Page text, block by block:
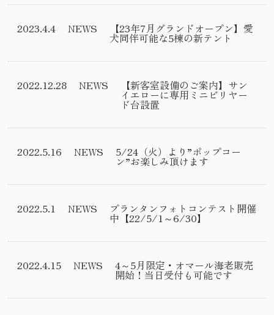
2023.4.4 NEWS 【23年7月グランドオープン】愛
犬同伴可能な5棟の新テント
2022.12.28 NEWS 【新客室設備のご案内】サン
イエローに専用ミニビリヤー
ド台設置
2022.5.16 NEWS 5/24（火）より”ポップコー
ン”お楽しみ頂けます
2022.5.1 NEWS プランタンフォトコンテスト開催
中【22/5/1～6/30】
2022.4.15 NEWS 4～5月限定・オマール海老販売
開始！当日受付も可能です